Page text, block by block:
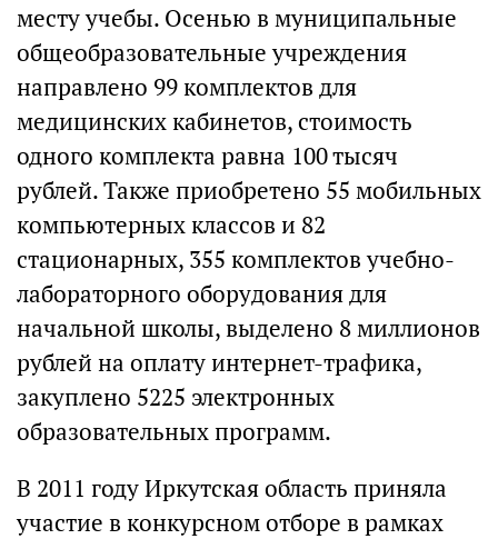
месту учебы. Осенью в муниципальные
общеобразовательные учреждения
направлено 99 комплектов для
медицинских кабинетов, стоимость
одного комплекта равна 100 тысяч
рублей. Также приобретено 55 мобильных
компьютерных классов и 82
стационарных, 355 комплектов учебно-
лабораторного оборудования для
начальной школы, выделено 8 миллионов
рублей на оплату интернет-трафика,
закуплено 5225 электронных
образовательных программ.
В 2011 году Иркутская область приняла
участие в конкурсном отборе в рамках